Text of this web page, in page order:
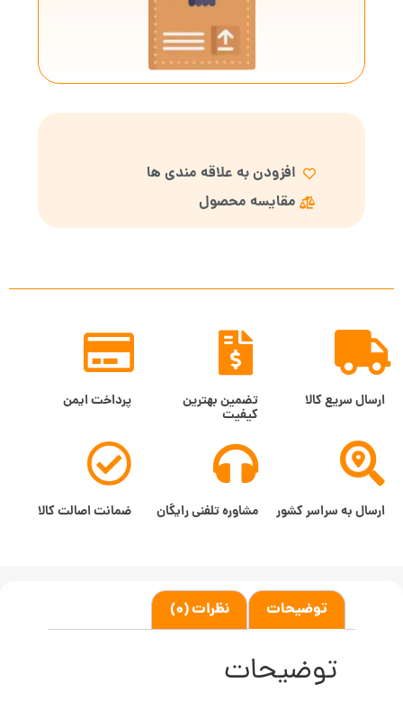
افزودن به علاقه مندی ها
مقایسه محصول
ارسال سریع کالا تضمین بهترین
کیفیت
پرداخت ایمن
ارسال به سراسر کشور مشاوره تلفنی رایگان ضمانت اصالت کالا
توضیحات نظرات (0)
توضیحات